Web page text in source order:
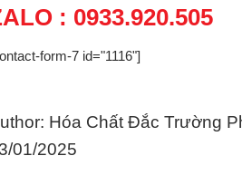
: 0933.920.505
form-7 id="1116"]
Hóa Chất Đắc Trường
01/2025